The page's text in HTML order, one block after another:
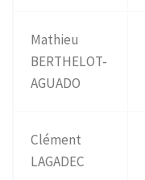
Mathieu
BERTHELOT-
AGUADO
Clément
LAGADEC